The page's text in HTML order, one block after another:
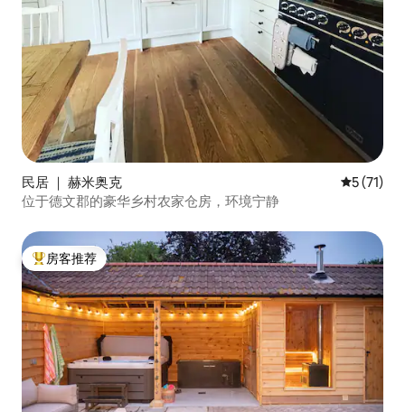
民居 ｜ 赫米奥克 平均评分
5 (71)
位于德文郡的豪华乡村农家仓房，环境宁静
热门「房客推荐」
房客推荐